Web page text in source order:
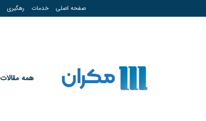
صفحه اصلی خدمات رهگیری
همه مقالات